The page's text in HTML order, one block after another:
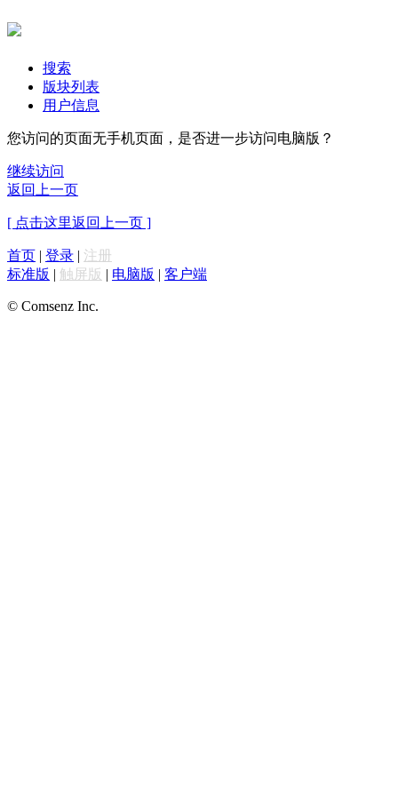
搜索
版块列表
用户信息
您访问的页面无手机页面，是否进一步访问电脑版？
继续访问
返回上一页
[ 点击这里返回上一页 ]
首页 | 登录 | 注册
标准版 | 触屏版 | 电脑版 | 客户端
© Comsenz Inc.